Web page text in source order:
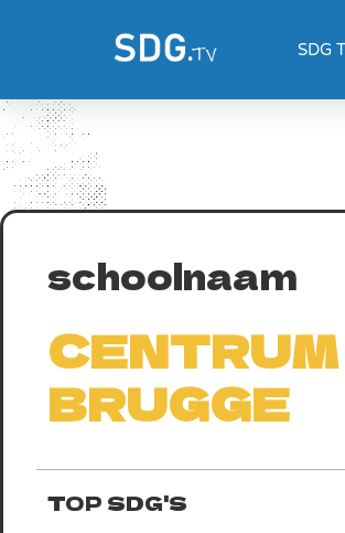
SDG
schoolnaam
BRUGGE
TOP SDG'S